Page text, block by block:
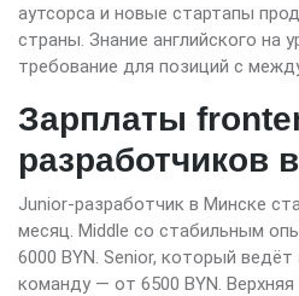
аутсорса и новые стартапы
страны. Знание английского на
требование для позиций с
Зарплаты
разработчиков
Junior-разработчик в Минске
месяц. Middle со стабильным
6000 BYN. Senior, который
команду — от 6500 BYN.